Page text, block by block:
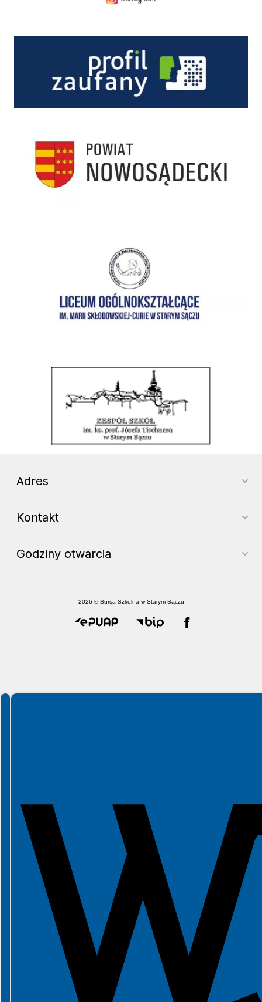
Zespół Szkół im. ks. prof. Józefa Tischnera w Starym Sączu
Adres
Kontakt
Godziny otwarcia
2026 © Bursa Szkolna w Starym Sączu
Spełniamy standardy WCAG 2.2
Spełniamy standardy W3C